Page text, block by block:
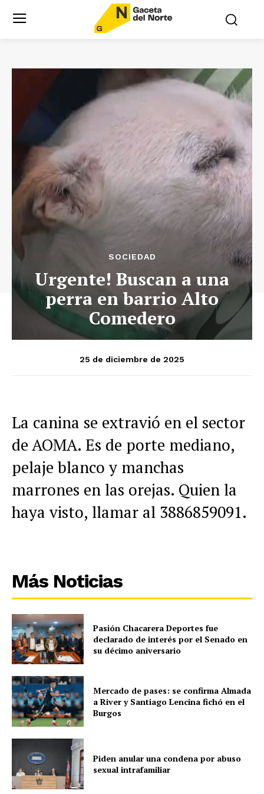
SOCIEDAD
Urgente! Buscan a una
perra en barrio Alto
Comedero
25 de diciembre de 2025
La canina se extravió en el sector
de AOMA. Es de porte mediano,
pelaje blanco y manchas
marrones en las orejas. Quien la
haya visto, llamar al 3886859091.
Más Noticias
Pasión Chacarera Deportes fue
declarado de interés por el Senado en
su décimo aniversario
Mercado de pases: se confirma Almada
a River y Santiago Lencina fichó en el
Burgos
Piden anular una condena por abuso
sexual intrafamiliar